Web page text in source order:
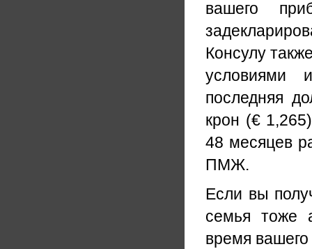
вашего
Консулу
условиями
последняя
крон (€
48 месяцев
ПМЖ.
Если вы
семья тоже
время